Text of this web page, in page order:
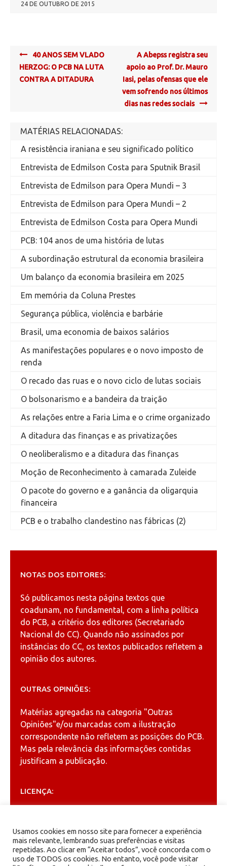
24 DE OUTUBRO DE 2015
Post
navigation
40 ANOS SEM VLADO
HERZOG: O PCB NA LUTA
CONTRA A DITADURA
A Abepss registra seu
apoio ao Prof. Dr. Mauro
Iasi, pelas ofensas que ele
vem sofrendo nos últimos
dias nas redes sociais
MATÉRIAS RELACIONADAS:
A resistência iraniana e seu significado político
Entrevista de Edmilson Costa para Sputnik Brasil
Entrevista de Edmilson para Opera Mundi – 3
Entrevista de Edmilson para Opera Mundi – 2
Entrevista de Edmilson Costa para Opera Mundi
PCB: 104 anos de uma história de lutas
A subordinação estrutural da economia brasileira
Um balanço da economia brasileira em 2025
Em memória da Coluna Prestes
Segurança pública, violência e barbárie
Brasil, uma economia de baixos salários
As manifestações populares e o novo imposto de
renda
O recado das ruas e o novo ciclo de lutas sociais
O bolsonarismo e a bandeira da traição
As relações entre a Faria Lima e o crime organizado
A ditadura das finanças e as privatizações
O neoliberalismo e a ditadura das finanças
Moção de Reconhecimento à camarada Zuleide
O pacote do governo e a ganância da oligarquia
financeira
PCB e o trabalho clandestino nas fábricas (2)
NOTAS DOS EDITORES:
Só publicamos nesta página textos que
coadunam, no fundamental, com a linha política
do PCB, a critério dos editores (Secretariado
Nacional do CC). Quando não assinados por
instâncias do CC, os textos publicados refletem a
opinião dos autores.
OUTRAS OPINIÕES:
Matérias agregadas na categoria "Outras
Opiniões"e/ou marcadas com a ilustração
correspondente não refletem as posições do PCB.
Mas pela relevância das informações contidas
justificam a publicação.
LICENÇA:
Creative Commons
ARQUIVOS
Usamos cookies em nosso site para fornecer a experiência
mais relevante, lembrando suas preferências e visitas
repetidas. Ao clicar em “Aceitar todos”, você concorda com o
uso de TODOS os cookies. No entanto, você pode visitar